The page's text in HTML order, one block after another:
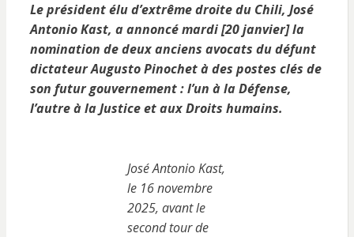
Le président élu d’extrême droite du Chili, José
Antonio Kast, a annoncé mardi [20 janvier] la
nomination de deux anciens avocats du défunt
dictateur Augusto Pinochet à des postes clés de
son futur gouvernement : l’un à la Défense,
l’autre à la Justice et aux Droits humains.
José Antonio Kast,
le 16 novembre
2025, avant le
second tour de